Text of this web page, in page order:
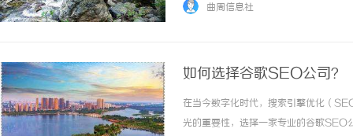
曲周信息社
如何选择谷歌SEO公司？
在当今数字化时代，搜索引擎优化（
光的重要性，选择一家专业的谷歌SEO